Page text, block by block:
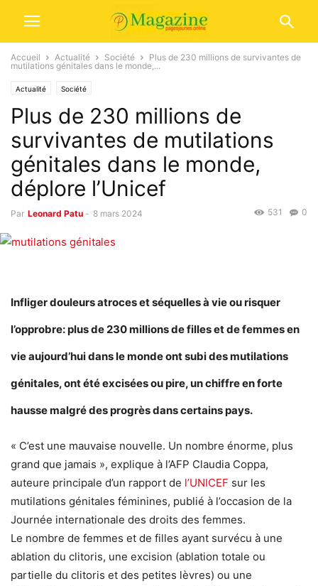
Accueil Actualité Société
Plus de 230 millions de survivantes de
mutilations génitales dans le monde,...
Actualité Société
Plus de 230 millions de
survivantes de mutilations
génitales dans le monde,
déplore l’Unicef
Par Leonard Patu - 8 mars 2024 0
531
Infliger douleurs atroces et séquelles à vie ou risquer
l’opprobre: plus de 230 millions de filles et de femmes en
vie aujourd’hui dans le monde ont subi des mutilations
génitales, ont été excisées ou pire, un chiffre en forte
hausse malgré des progrès dans certains pays.
« C’est une mauvaise nouvelle. Un nombre énorme, plus
grand que jamais », explique à l’AFP Claudia Coppa,
auteure principale d’un rapport de l’UNICEF sur les
mutilations génitales féminines, publié à l’occasion de la
Journée internationale des droits des femmes.
Le nombre de femmes et de filles ayant survécu à une
ablation du clitoris, une excision (ablation totale ou
partielle du clitoris et des petites lèvres) ou une